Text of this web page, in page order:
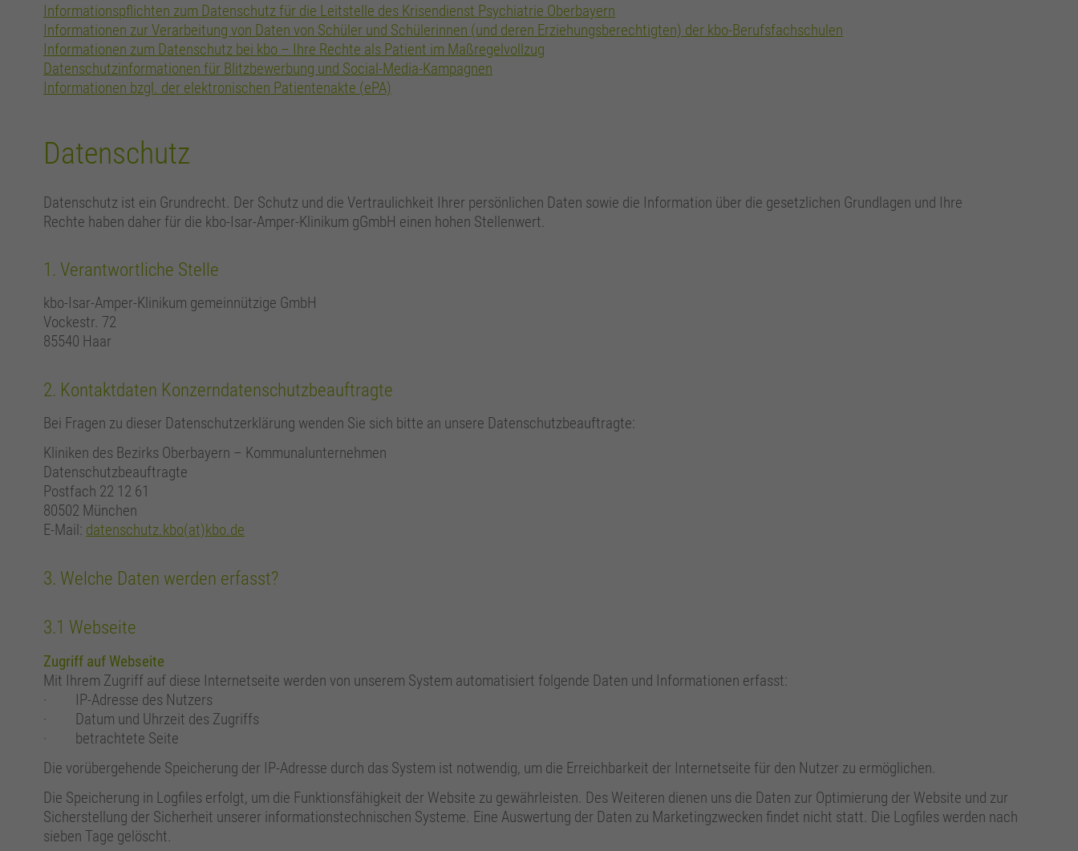
Informationspflichten zum Datenschutz für die Leitstelle des Krisendienst Psychiatrie Oberbayern
Informationen zur Verarbeitung von Daten von Schüler und Schülerinnen (und deren Erziehungsberechtigten) der kbo-Berufsfachschulen
Informationen zum Datenschutz bei kbo – Ihre Rechte als Patient im Maßregelvollzug
Datenschutzinformationen für Blitzbewerbung und Social-Media-Kampagnen
Informationen bzgl. der elektronischen Patientenakte (ePA)
Datenschutz
Datenschutz ist ein Grundrecht. Der Schutz und die Vertraulichkeit Ihrer persönlichen Daten sowie die Information über die gesetzlichen Grundlagen und Ihre
Rechte haben daher für die kbo-Isar-Amper-Klinikum gGmbH einen hohen Stellenwert.
1. Verantwortliche Stelle
kbo-Isar-Amper-Klinikum gemeinnützige GmbH
Vockestr. 72
85540 Haar
2. Kontaktdaten Konzerndatenschutzbeauftragte
Bei Fragen zu dieser Datenschutzerklärung wenden Sie sich bitte an unsere Datenschutzbeauftragte:
Kliniken des Bezirks Oberbayern – Kommunalunternehmen
Datenschutzbeauftragte
Postfach 22 12 61
80502 München
E-Mail: datenschutz.kbo(at)kbo.de
3. Welche Daten werden erfasst?
3.1 Webseite
Zugriff auf Webseite
Mit Ihrem Zugriff auf diese Internetseite werden von unserem System automatisiert folgende Daten und Informationen erfasst:
· IP-Adresse des Nutzers
· Datum und Uhrzeit des Zugriffs
· betrachtete Seite
Die vorübergehende Speicherung der IP-Adresse durch das System ist notwendig, um die Erreichbarkeit der Internetseite für den Nutzer zu ermöglichen.
Die Speicherung in Logfiles erfolgt, um die Funktionsfähigkeit der Website zu gewährleisten. Des Weiteren dienen uns die Daten zur Optimierung der Website und zur
Sicherstellung der Sicherheit unserer informationstechnischen Systeme. Eine Auswertung der Daten zu Marketingzwecken findet nicht statt. Die Logfiles werden nach
sieben Tage gelöscht.